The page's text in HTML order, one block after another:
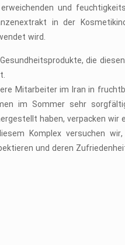
und
in der
wird.
die
Mitarbeiter im Iran in
im Sommer sehr
haben, verpacken wir
Komplex versuchen
und deren